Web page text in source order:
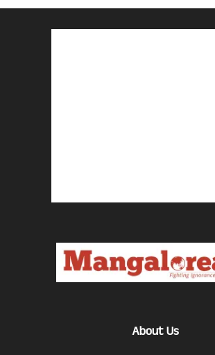
About Us